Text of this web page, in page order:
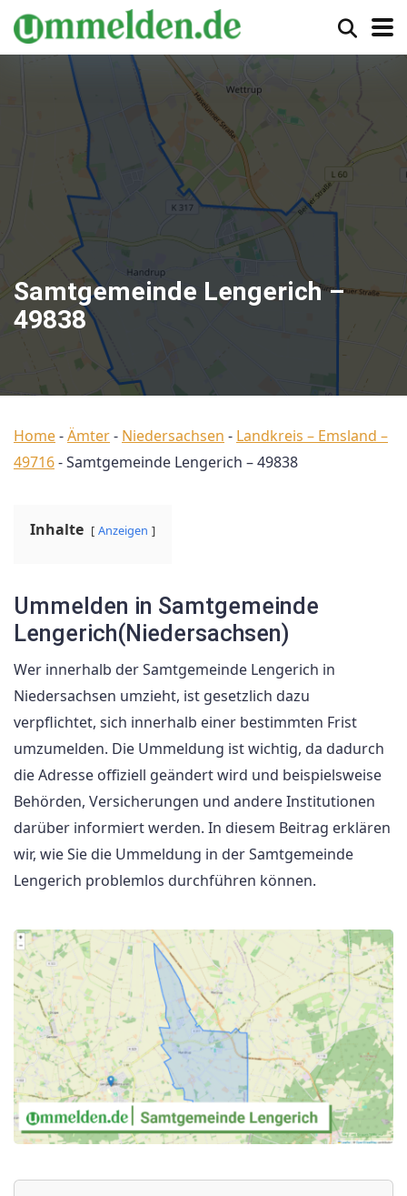
Samtgemeinde Lengerich –
49838
Home-Ämter- Niedersachsen - Landkreis – Emsland –
49716-Samtgemeinde Lengerich – 49838
Inhalte Anzeigen
Ummelden in Samtgemeinde
Lengerich(Niedersachsen)
Wer innerhalb der Samtgemeinde Lengerich in
Niedersachsen umzieht, ist gesetzlich dazu
verpflichtet, sich innerhalb einer bestimmten Frist
umzumelden. Die Ummeldung ist wichtig, da dadurch
die Adresse offiziell geändert wird und beispielsweise
Behörden, Versicherungen und andere Institutionen
darüber informiert werden. In diesem Beitrag erklären
wir, wie Sie die Ummeldung in der Samtgemeinde
Lengerich problemlos durchführen können.